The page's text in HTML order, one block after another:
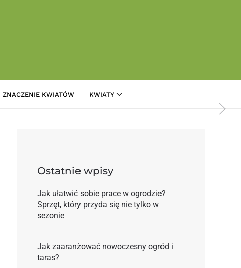
ZNACZENIE KWIATÓW KWIATY
Ostatnie wpisy
Jak ułatwić sobie prace w ogrodzie?
Sprzęt, który przyda się nie tylko w
sezonie
Jak zaaranżować nowoczesny ogród i
taras?